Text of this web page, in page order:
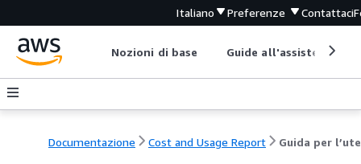
Italiano Preferenze Contattaci
Nozioni di base Guide all'assistenza
Documentazione Cost and Usage Report